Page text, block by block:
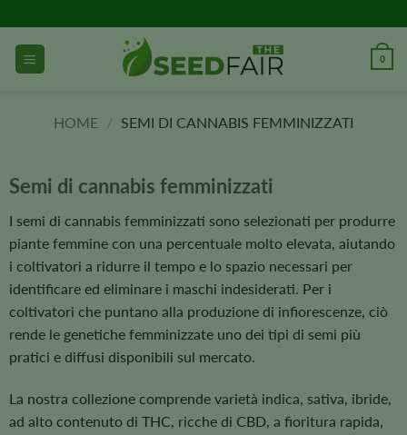
al
contenuto
0
HOME / SEMI DI CANNABIS FEMMINIZZATI
Semi di cannabis femminizzati
I semi di cannabis femminizzati sono selezionati per produrre
piante femmine con una percentuale molto elevata, aiutando
i coltivatori a ridurre il tempo e lo spazio necessari per
identificare ed eliminare i maschi indesiderati. Per i
coltivatori che puntano alla produzione di infiorescenze, ciò
rende le genetiche femminizzate uno dei tipi di semi più
pratici e diffusi disponibili sul mercato.
La nostra collezione comprende varietà indica, sativa, ibride,
ad alto contenuto di THC, ricche di CBD, a fioritura rapida,